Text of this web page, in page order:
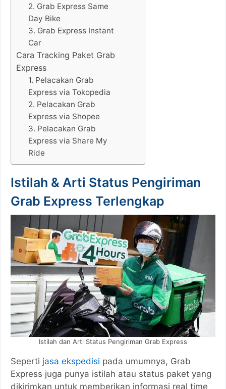
2. Grab Express Same
Day Bike
3. Grab Express Instant
Car
Cara Tracking Paket Grab
Express
1. Pelacakan Grab
Express via Tokopedia
2. Pelacakan Grab
Express via Shopee
3. Pelacakan Grab
Express via Share My
Ride
Istilah & Arti Status Pengiriman
Grab Express Terlengkap
Istilah dan Arti Status Pengiriman Grab Express
Seperti jasa ekspedisi pada umumnya, Grab
Express juga punya istilah atau status paket yang
dikirimkan untuk memberikan informasi real time